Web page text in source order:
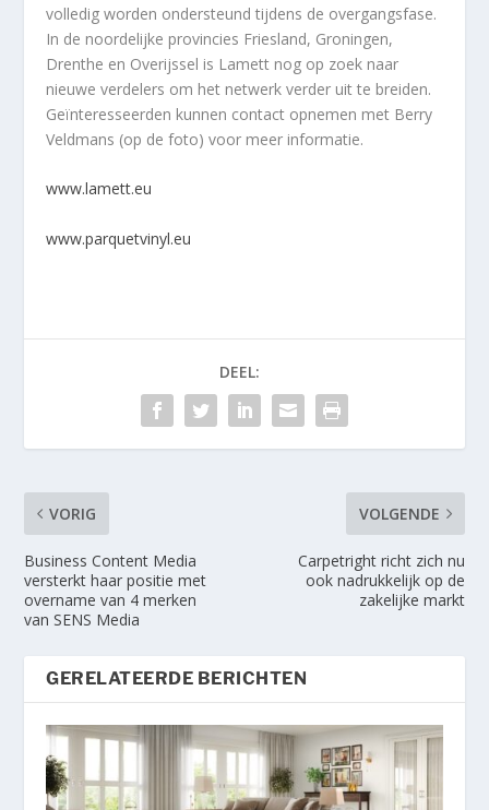
volledig worden ondersteund tijdens de overgangsfase.
In de noordelijke provincies Friesland, Groningen,
Drenthe en Overijssel is Lamett nog op zoek naar
nieuwe verdelers om het netwerk verder uit te breiden.
Geïnteresseerden kunnen contact opnemen met Berry
Veldmans (op de foto) voor meer informatie.
www.lamett.eu
www.parquetvinyl.eu
DEEL:
VORIG
Business Content Media
versterkt haar positie met
overname van 4 merken
van SENS Media
VOLGENDE
Carpetright richt zich nu
ook nadrukkelijk op de
zakelijke markt
GERELATEERDE BERICHTEN